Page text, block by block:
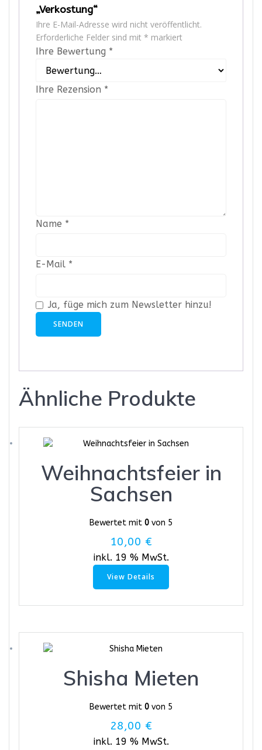
„Verkostung“
Ihre E-Mail-Adresse wird nicht veröffentlicht.
Erforderliche Felder sind mit * markiert
Ihre Bewertung *
Ihre Rezension *
Name *
E-Mail *
Ja, füge mich zum Newsletter hinzu!
Ähnliche Produkte
Weihnachtsfeier in
Sachsen
Bewertet mit 0 von 5
10,00 €
inkl. 19 % MwSt.
View Details
Shisha Mieten
Bewertet mit 0 von 5
28,00 €
inkl. 19 % MwSt.